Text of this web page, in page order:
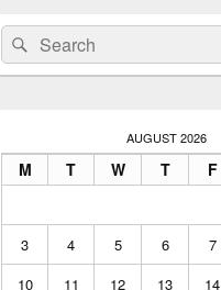
Search
for:
Search
AUGUST 2026
M T W T F
3
4 5 6 7
10
11 12 13 14